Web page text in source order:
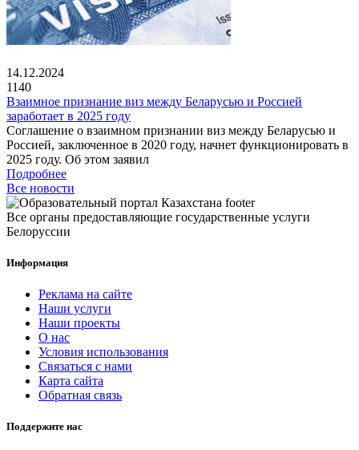
14.12.2024
1140
Взаимное признание виз между Беларусью и Россией
заработает в 2025 году
Соглашение о взаимном признании виз между Беларусью и
Россией, заключенное в 2020 году, начнет функционировать в
2025 году. Об этом заявил
Подробнее
Все новости
Все органы предоставляющие государственные услуги
Белоруссии
Информация
Реклама на сайте
Наши услуги
Наши проекты
О нас
Условия использования
Связаться с нами
Карта сайта
Обратная связь
Поддержите нас